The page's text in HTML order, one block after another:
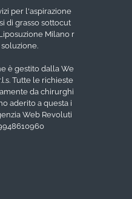
per l'aspirazione
di grasso sottocut
Milano r
è gestito dalla We
Tutte le richieste
da chirurghi
aderito a questa i
Web Revoluti